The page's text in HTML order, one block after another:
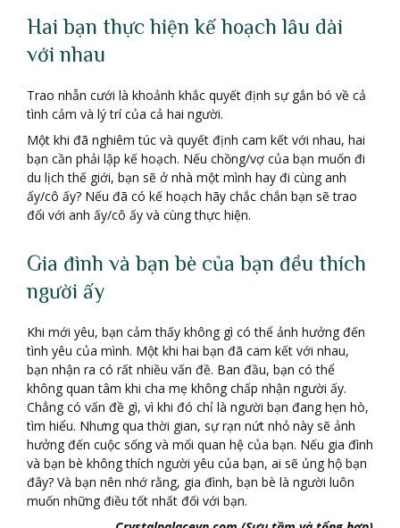
Hai bạn thực hiện kế hoạch lâu dài
với nhau
Trao nhẫn cưới là khoảnh khắc quyết định sự gắn bó về cả
tình cảm và lý trí của cả hai người.
Một khi đã nghiêm túc và quyết định cam kết với nhau, hai
bạn cần phải lập kế hoạch. Nếu chồng/vợ của bạn muốn đi
du lịch thế giới, bạn sẽ ở nhà một mình hay đi cùng anh
ấy/cô ấy? Nếu đã có kế hoạch hãy chắc chắn bạn sẽ trao
đổi với anh ấy/cô ấy và cùng thực hiện.
Gia đình và bạn bè của bạn đều thích
người ấy
Khi mới yêu, bạn cảm thấy không gì có thể ảnh hưởng đến
tình yêu của mình. Một khi hai bạn đã cam kết với nhau,
bạn nhận ra có rất nhiều vấn đề. Ban đầu, bạn có thể
không quan tâm khi cha mẹ không chấp nhận người ấy.
Chẳng có vấn đề gì, vì khi đó chỉ là người bạn đang hẹn hò,
tìm hiểu. Nhưng qua thời gian, sự rạn nứt nhỏ này sẽ ảnh
hưởng đến cuộc sống và mối quan hệ của bạn. Nếu gia đình
và bạn bè không thích người yêu của bạn, ai sẽ ủng hộ bạn
đây? Và bạn nên nhớ rằng, gia đình, bạn bè là người luôn
muốn những điều tốt nhất đối với bạn.